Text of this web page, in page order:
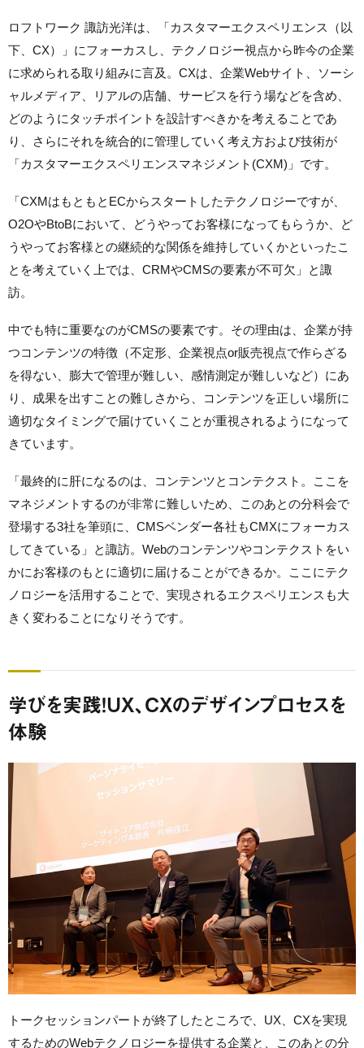
ロフトワーク 諏訪光洋は、「カスタマーエクスペリエンス（以
下、CX）」にフォーカスし、テクノロジー視点から昨今の企業
に求められる取り組みに言及。CXは、企業Webサイト、ソーシ
ャルメディア、リアルの店舗、サービスを行う場などを含め、
どのようにタッチポイントを設計すべきかを考えることであ
り、さらにそれを統合的に管理していく考え方および技術が
「カスタマーエクスペリエンスマネジメント(CXM)」です。
「CXMはもともとECからスタートしたテクノロジーですが、
O2OやBtoBにおいて、どうやってお客様になってもらうか、ど
うやってお客様との継続的な関係を維持していくかといったこ
とを考えていく上では、CRMやCMSの要素が不可欠」と諏
訪。
中でも特に重要なのがCMSの要素です。その理由は、企業が持
つコンテンツの特徴（不定形、企業視点or販売視点で作らざる
を得ない、膨大で管理が難しい、感情測定が難しいなど）にあ
り、成果を出すことの難しさから、コンテンツを正しい場所に
適切なタイミングで届けていくことが重視されるようになって
きています。
「最終的に肝になるのは、コンテンツとコンテクスト。ここを
マネジメントするのが非常に難しいため、このあとの分科会で
登場する3社を筆頭に、CMSベンダー各社もCMXにフォーカス
してきている」と諏訪。Webのコンテンツやコンテクストをい
かにお客様のもとに適切に届けることができるか。ここにテク
ノロジーを活用することで、実現されるエクスペリエンスも大
きく変わることになりそうです。
学びを実践！UX、CXのデザインプロセスを
体験
トークセッションパートが終了したところで、UX、CXを実現
するためのWebテクノロジーを提供する企業と、このあとの分